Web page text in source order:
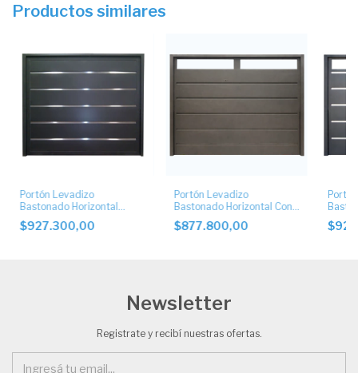
Productos similares
Portón Levadizo
Bastonado Horizontal
Ciego con Apliques de
Acero Inoxidable
$927.300,00
Portón Levadizo
Bastonado Horizontal Con
Postigo Superior
$877.800,00
de
Newsletter
Registrate y recibí nuestras ofertas.